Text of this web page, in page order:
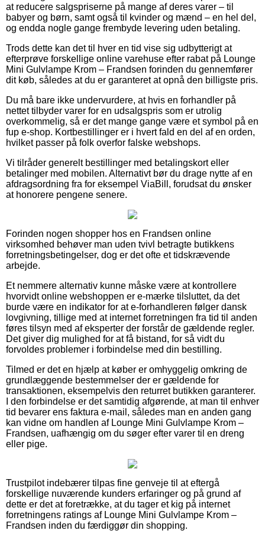
at reducere salgspriserne på mange af deres varer – til
babyer og børn, samt også til kvinder og mænd – en hel del,
og endda nogle gange frembyde levering uden betaling.
Trods dette kan det til hver en tid vise sig udbytterigt at
efterprøve forskellige online varehuse efter rabat på Lounge
Mini Gulvlampe Krom – Frandsen forinden du gennemfører
dit køb, således at du er garanteret at opnå den billigste pris.
Du må bare ikke undervurdere, at hvis en forhandler på
nettet tilbyder varer for en udsalgspris som er utrolig
overkommelig, så er det mange gange være et symbol på en
fup e-shop. Kortbestillinger er i hvert fald en del af en orden,
hvilket passer på folk overfor falske webshops.
Vi tilråder generelt bestillinger med betalingskort eller
betalinger med mobilen. Alternativt bør du drage nytte af en
afdragsordning fra for eksempel ViaBill, forudsat du ønsker
at honorere pengene senere.
Forinden nogen shopper hos en Frandsen online
virksomhed behøver man uden tvivl betragte butikkens
forretningsbetingelser, dog er det ofte et tidskrævende
arbejde.
Et nemmere alternativ kunne måske være at kontrollere
hvorvidt online webshoppen er e-mærke tilsluttet, da det
burde være en indikator for at e-forhandleren følger dansk
lovgivning, tillige med at internet forretningen fra tid til anden
føres tilsyn med af eksperter der forstår de gældende regler.
Det giver dig mulighed for at få bistand, for så vidt du
forvoldes problemer i forbindelse med din bestilling.
Tilmed er det en hjælp at køber er omhyggelig omkring de
grundlæggende bestemmelser der er gældende for
transaktionen, eksempelvis den returret butikken garanterer.
I den forbindelse er det samtidig afgørende, at man til enhver
tid bevarer ens faktura e-mail, således man en anden gang
kan vidne om handlen af Lounge Mini Gulvlampe Krom –
Frandsen, uafhængig om du søger efter varer til en dreng
eller pige.
Trustpilot indebærer tilpas fine genveje til at eftergå
forskellige nuværende kunders erfaringer og på grund af
dette er det at foretrække, at du tager et kig på internet
forretningens ratings af Lounge Mini Gulvlampe Krom –
Frandsen inden du færdiggør din shopping.